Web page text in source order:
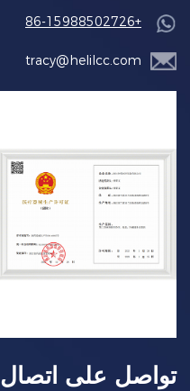
+86-15988502726
tracy@helilcc.com
تواصل على اتصال